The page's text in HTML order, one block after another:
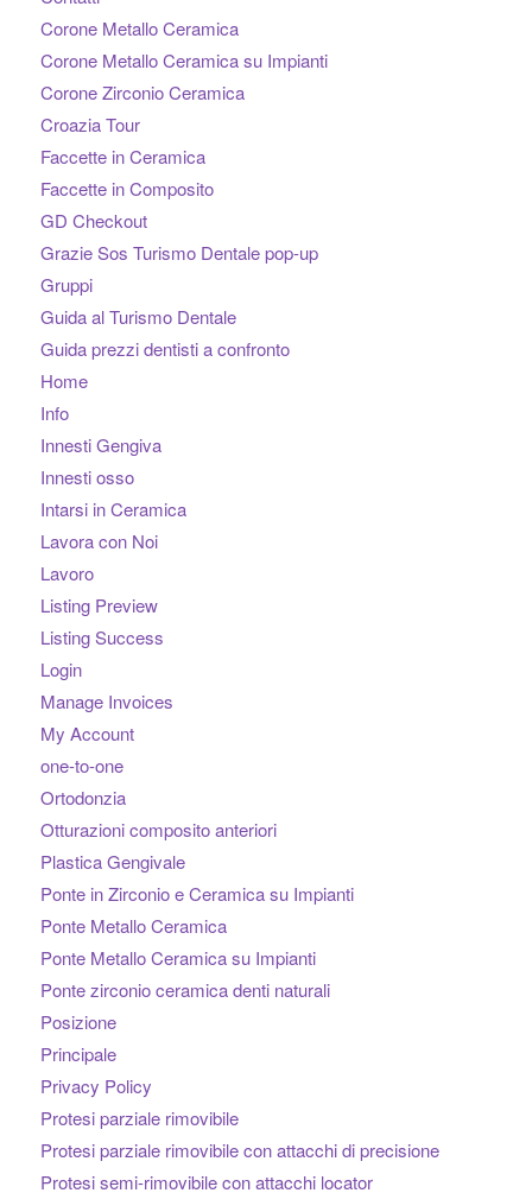
Corone Metallo Ceramica
Corone Metallo Ceramica su Impianti
Corone Zirconio Ceramica
Croazia Tour
Faccette in Ceramica
Faccette in Composito
GD Checkout
Grazie Sos Turismo Dentale pop-up
Gruppi
Guida al Turismo Dentale
Guida prezzi dentisti a confronto
Home
Info
Innesti Gengiva
Innesti osso
Intarsi in Ceramica
Lavora con Noi
Lavoro
Listing Preview
Listing Success
Login
Manage Invoices
My Account
one-to-one
Ortodonzia
Otturazioni composito anteriori
Plastica Gengivale
Ponte in Zirconio e Ceramica su Impianti
Ponte Metallo Ceramica
Ponte Metallo Ceramica su Impianti
Ponte zirconio ceramica denti naturali
Posizione
Principale
Privacy Policy
Protesi parziale rimovibile
Protesi parziale rimovibile con attacchi di precisione
Protesi semi-rimovibile con attacchi locator